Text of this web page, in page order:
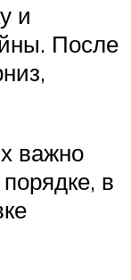
и
После
важно
в